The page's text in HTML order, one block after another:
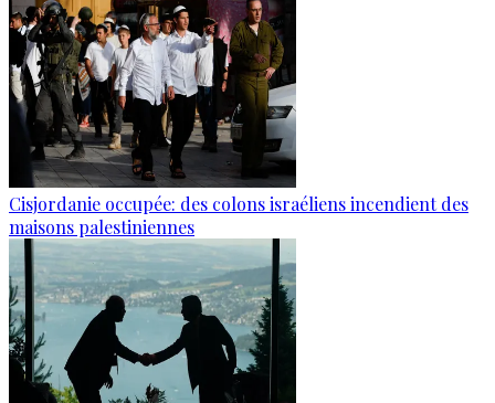
Cisjordanie occupée: des colons israéliens incendient des
maisons palestiniennes